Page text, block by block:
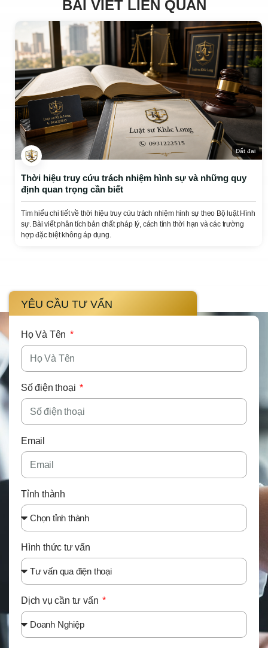
BÀI VIẾT LIÊN QUAN
Đất đai
Thời hiệu truy cứu trách nhiệm hình sự và những quy
định quan trọng cần biết
Tìm hiểu chi tiết về thời hiệu truy cứu trách nhiệm hình sự theo Bộ luật Hình
sự. Bài viết phân tích bản chất pháp lý, cách tính thời hạn và các trường
hợp đặc biệt không áp dụng.
YÊU CẦU TƯ VẤN
Họ Và Tên
Số điện thoại
Email
Tỉnh thành
Hình thức tư vấn
Dịch vụ cần tư vấn